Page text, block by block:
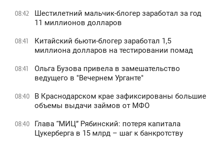
08:42
Шестилетний мальчик-блогер заработал за год
11 миллионов долларов
08:41
Китайский бьюти-блогер заработал 1,5
миллиона долларов на тестировании помад
08:41
Ольга Бузова привела в замешательство
ведущего в "Вечернем Урганте"
08:40
В Краснодарском крае зафиксированы большие
объемы выдачи займов от МФО
08:40
Глава “МИЦ” Рябинский: потеря капитала
Цукерберга в 15 млрд – шаг к банкротству